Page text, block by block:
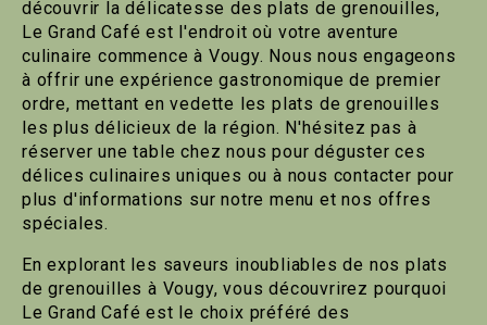
découvrir la délicatesse des plats de grenouilles,
Le Grand Café est l'endroit où votre aventure
culinaire commence à Vougy. Nous nous engageons
à offrir une expérience gastronomique de premier
ordre, mettant en vedette les plats de grenouilles
les plus délicieux de la région. N'hésitez pas à
réserver une table chez nous pour déguster ces
délices culinaires uniques ou à nous contacter pour
plus d'informations sur notre menu et nos offres
spéciales.
En explorant les saveurs inoubliables de nos plats
de grenouilles à Vougy, vous découvrirez pourquoi
Le Grand Café est le choix préféré des